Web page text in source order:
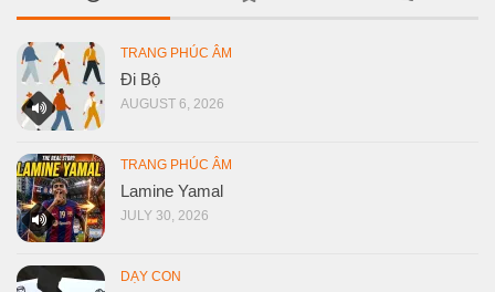
TRANG PHÚC ÂM
Đi Bộ
AUGUST 6, 2026
TRANG PHÚC ÂM
Lamine Yamal
JULY 30, 2026
DẠY CON